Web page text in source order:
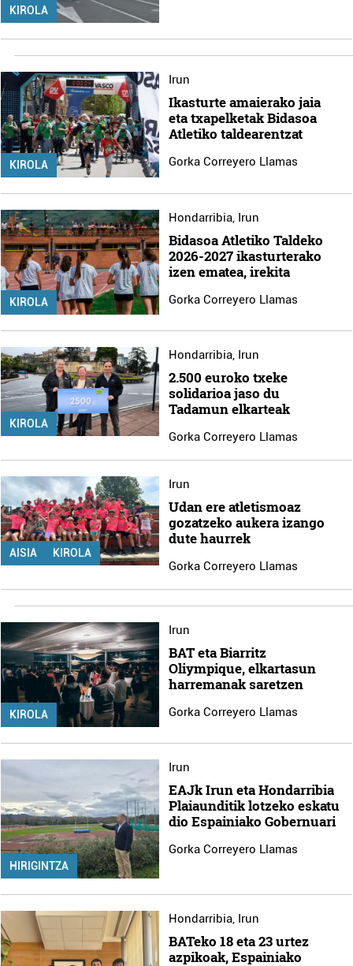
KIROLA
KIROLA
Irun
Ikasturte amaierako jaia
eta txapelketak Bidasoa
Atletiko taldearentzat
Gorka Correyero Llamas
KIROLA
Hondarribia, Irun
Bidasoa Atletiko Taldeko
2026-2027 ikasturterako
izen ematea, irekita
Gorka Correyero Llamas
KIROLA
Hondarribia, Irun
2.500 euroko txeke
solidarioa jaso du
Tadamun elkarteak
Gorka Correyero Llamas
AISIA KIROLA
Irun
Udan ere atletismoaz
gozatzeko aukera izango
dute haurrek
Gorka Correyero Llamas
KIROLA
Irun
BAT eta Biarritz
Oliympique, elkartasun
harremanak saretzen
Gorka Correyero Llamas
HIRIGINTZA
Irun
EAJk Irun eta Hondarribia
Plaiaunditik lotzeko eskatu
dio Espainiako Gobernuari
Gorka Correyero Llamas
Hondarribia, Irun
BATeko 18 eta 23 urtez
azpikoak, Espainiako